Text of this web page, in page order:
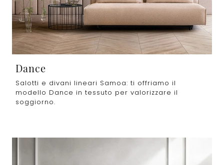
Dance
Salotti e divani lineari Samoa: ti offriamo il
modello Dance in tessuto per valorizzare il
soggiorno.